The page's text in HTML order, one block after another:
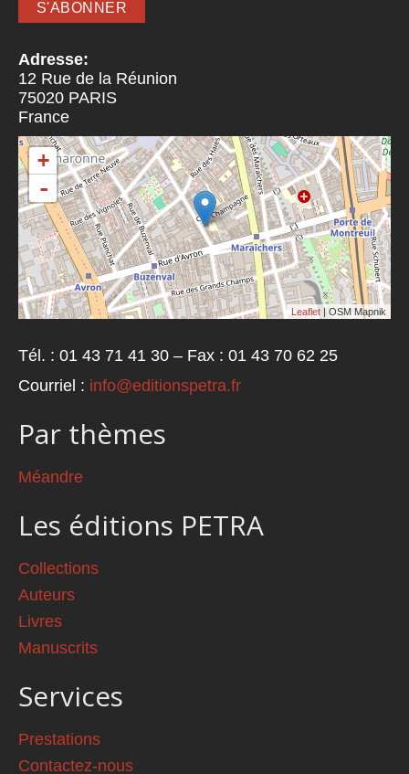
Adresse:
12 Rue de la Réunion
75020 PARIS
France
+
-
Leaflet | OSM Mapnik
Tél. : 01 43 71 41 30 – Fax : 01 43 70 62 25
Courriel : info@editionspetra.fr
Par thèmes
Méandre
Les éditions PETRA
Collections
Auteurs
Livres
Manuscrits
Services
Prestations
Contactez-nous